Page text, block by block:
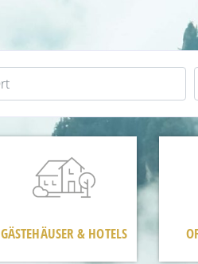
GÄSTEHÄUSER & HOTELS